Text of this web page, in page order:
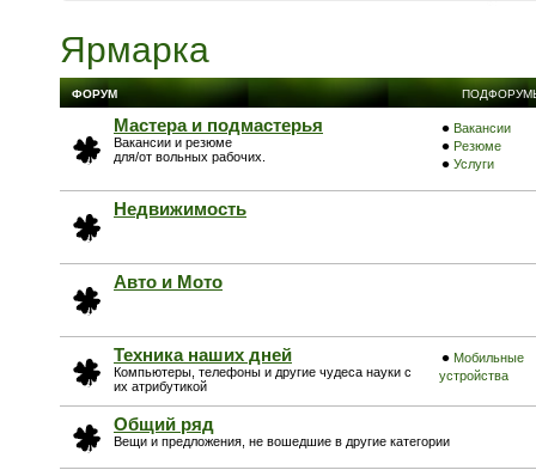
Ярмарка
ФОРУМ
Мастера и подмастерья
Вакансии и резюме
для/от вольных рабочих.
Вакансии
Резюме
Услуги
Недвижимость
Авто и Мото
Техника наших дней
Компьютеры, телефоны и другие чудеса науки с
их атрибутикой
Мобильные
устройства
Общий ряд
Вещи и предложения, не вошедшие в другие категории